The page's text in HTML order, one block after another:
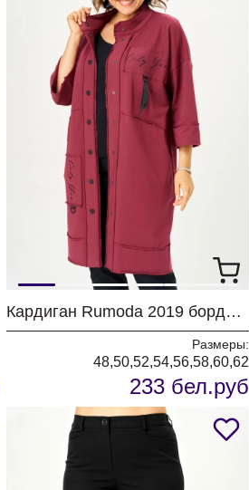
Кардиган Rumoda 2019 бордовый
Размеры:
48,50,52,54,56,58,60,62
233 бел.руб